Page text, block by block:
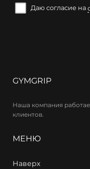
Даю согласие на
GYMGRIP
Наша компания
клиентов.
МЕНЮ
Наверх